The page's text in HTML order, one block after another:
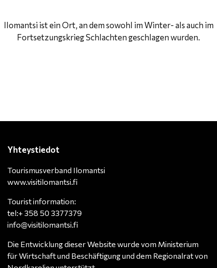
Ilomantsi ist ein Ort, an dem sowohl im Winter- als auch im
Fortsetzungskrieg Schlachten geschlagen wurden.
Yhteystiedot
Tourismusverband Ilomantsi
www.visitilomantsi.fi
Tourist information:
tel:+ 358 50 3377379
info@visitilomantsi.fi
Die Entwicklung dieser Website wurde vom Ministerium
für Wirtschaft und Beschäftigung und dem Regionalrat von